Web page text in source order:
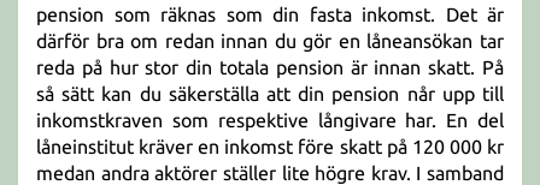
pension som räknas som din fasta inkomst. Det är
därför bra om redan innan du gör en låneansökan tar
reda på hur stor din totala pension är innan skatt. På
så sätt kan du säkerställa att din pension når upp till
inkomstkraven som respektive långivare har. En del
låneinstitut kräver en inkomst före skatt på 120 000 kr
medan andra aktörer ställer lite högre krav. I samband